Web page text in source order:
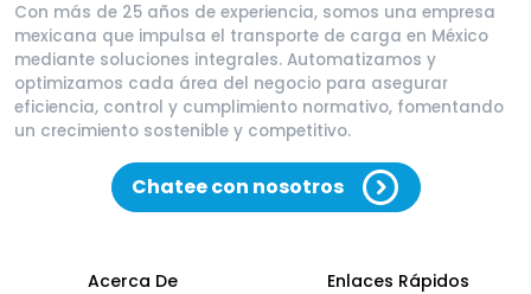
Con más de 25 años de experiencia, somos una empresa
mexicana que impulsa el transporte de carga en México
mediante soluciones integrales. Automatizamos y
optimizamos cada área del negocio para asegurar
eficiencia, control y cumplimiento normativo, fomentando
un crecimiento sostenible y competitivo.
Chatee con nosotros
Acerca De
Enlaces Rápidos